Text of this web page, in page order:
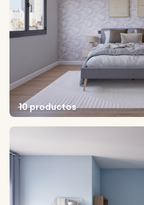
10 productos